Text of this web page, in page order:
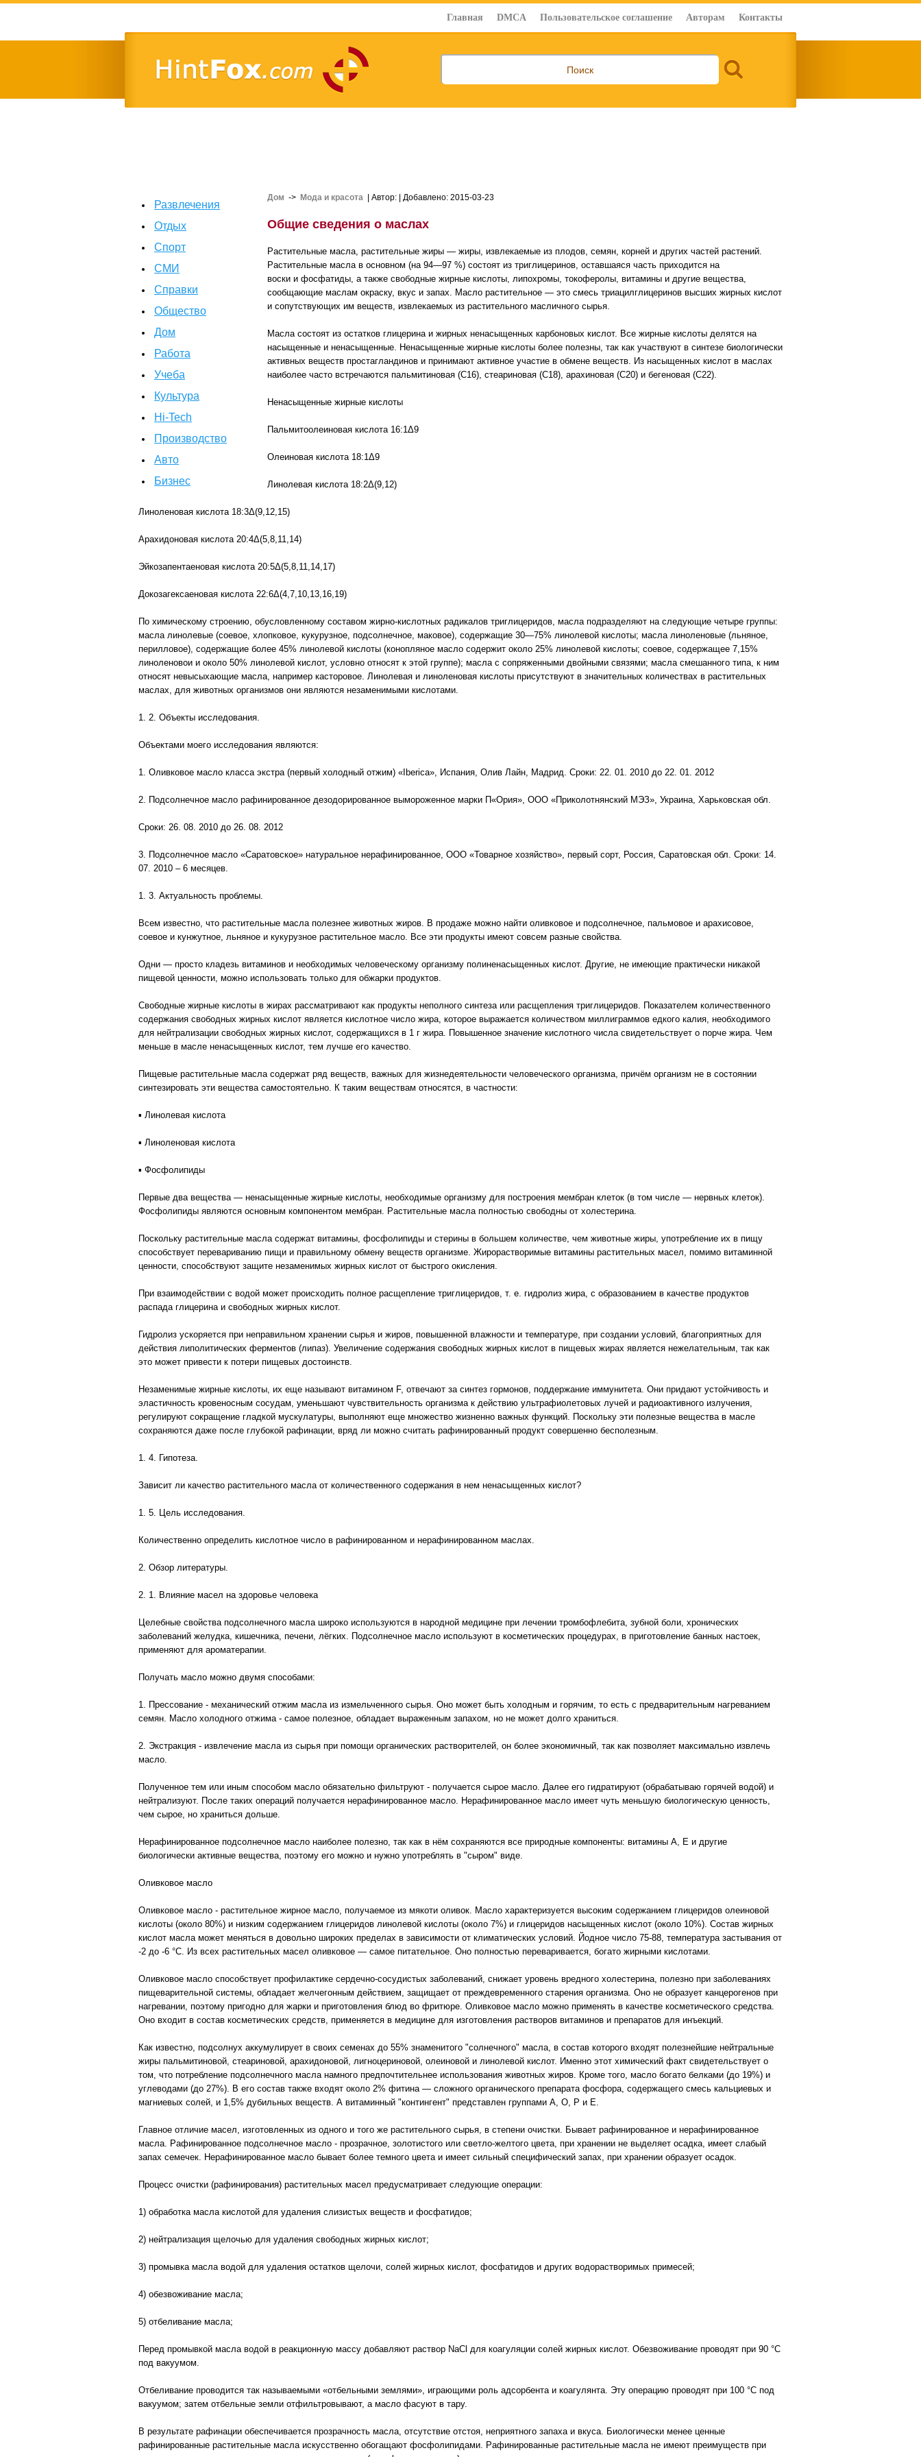
Главная DMCA Пользовательское соглашение Авторам Контакты
Развлечения
Отдых
Спорт
СМИ
Справки
Общество
Дом
Работа
Учеба
Культура
Hi-Tech
Производство
Авто
Бизнес
Дом -> Мода и красота | Автор: | Добавлено: 2015-03-23
Общие сведения о маслах
Растительные масла, растительные жиры — жиры, извлекаемые из плодов, семян, корней и других частей растений.
Растительные масла в основном (на 94—97 %) состоят из триглицеринов, оставшаяся часть приходится на
воски и фосфатиды, а также свободные жирные кислоты, липохромы, токоферолы, витамины и другие вещества,
сообщающие маслам окраску, вкус и запах. Масло растительное — это смесь триацилглицеринов высших жирных кислот
и сопутствующих им веществ, извлекаемых из растительного масличного сырья.
Масла состоят из остатков глицерина и жирных ненасыщенных карбоновых кислот. Все жирные кислоты делятся на
насыщенные и ненасыщенные. Ненасыщенные жирные кислоты более полезны, так как участвуют в синтезе биологически
активных веществ простагландинов и принимают активное участие в обмене веществ. Из насыщенных кислот в маслах
наиболее часто встречаются пальмитиновая (C16), стеариновая (С18), арахиновая (С20) и бегеновая (С22).
Ненасыщенные жирные кислоты
Пальмитоолеиновая кислота 16:1Δ9
Олеиновая кислота 18:1Δ9
Линолевая кислота 18:2Δ(9,12)
Линоленовая кислота 18:3Δ(9,12,15)
Арахидоновая кислота 20:4Δ(5,8,11,14)
Эйкозапентаеновая кислота 20:5Δ(5,8,11,14,17)
Докозагексаеновая кислота 22:6Δ(4,7,10,13,16,19)
По химическому строению, обусловленному составом жирно-кислотных радикалов триглицеридов, масла подразделяют на следующие четыре группы:
масла линолевые (соевое, хлопковое, кукурузное, подсолнечное, маковое), содержащие 30—75% линолевой кислоты; масла линоленовые (льняное,
перилловое), содержащие более 45% линолевой кислоты (конопляное масло содержит около 25% линолевой кислоты; соевое, содержащее 7,15%
линоленовои и около 50% линолевой кислот, условно относят к этой группе); масла с сопряженными двойными связями; масла смешанного типа, к ним
относят невысыхающие масла, например касторовое. Линолевая и линоленовая кислоты присутствуют в значительных количествах в растительных
маслах, для животных организмов они являются незаменимыми кислотами.
1. 2. Объекты исследования.
Объектами моего исследования являются:
1. Оливковое масло класса экстра (первый холодный отжим) «Iberica», Испания, Олив Лайн, Мадрид. Сроки: 22. 01. 2010 до 22. 01. 2012
2. Подсолнечное масло рафинированное дезодорированное вымороженное марки П«Ория», ООО «Приколотнянский МЭЗ», Украина, Харьковская обл.
Сроки: 26. 08. 2010 до 26. 08. 2012
3. Подсолнечное масло «Саратовское» натуральное нерафинированное, ООО «Товарное хозяйство», первый сорт, Россия, Саратовская обл. Сроки: 14.
07. 2010 – 6 месяцев.
1. 3. Актуальность проблемы.
Всем известно, что растительные масла полезнее животных жиров. В продаже можно найти оливковое и подсолнечное, пальмовое и арахисовое,
соевое и кунжутное, льняное и кукурузное растительное масло. Все эти продукты имеют совсем разные свойства.
Одни — просто кладезь витаминов и необходимых человеческому организму полиненасыщенных кислот. Другие, не имеющие практически никакой
пищевой ценности, можно использовать только для обжарки продуктов.
Свободные жирные кислоты в жирах рассматривают как продукты неполного синтеза или расщепления триглицеридов. Показателем количественного
содержания свободных жирных кислот является кислотное число жира, которое выражается количеством миллиграммов едкого калия, необходимого
для нейтрализации свободных жирных кислот, содержащихся в 1 г жира. Повышенное значение кислотного числа свидетельствует о порче жира. Чем
меньше в масле ненасыщенных кислот, тем лучше его качество.
Пищевые растительные масла содержат ряд веществ, важных для жизнедеятельности человеческого организма, причём организм не в состоянии
синтезировать эти вещества самостоятельно. К таким веществам относятся, в частности:
▪ Линолевая кислота
▪ Линоленовая кислота
▪ Фосфолипиды
Первые два вещества — ненасыщенные жирные кислоты, необходимые организму для построения мембран клеток (в том числе — нервных клеток).
Фосфолипиды являются основным компонентом мембран. Растительные масла полностью свободны от холестерина.
Поскольку растительные масла содержат витамины, фосфолипиды и стерины в большем количестве, чем животные жиры, употребление их в пищу
способствует перевариванию пищи и правильному обмену веществ организме. Жирорастворимые витамины растительных масел, помимо витаминной
ценности, способствуют защите незаменимых жирных кислот от быстрого окисления.
При взаимодействии с водой может происходить полное расщепление триглицеридов, т. е. гидролиз жира, с образованием в качестве продуктов
распада глицерина и свободных жирных кислот.
Гидролиз ускоряется при неправильном хранении сырья и жиров, повышенной влажности и температуре, при создании условий, благоприятных для
действия липолитических ферментов (липаз). Увеличение содержания свободных жирных кислот в пищевых жирах является нежелательным, так как
это может привести к потери пищевых достоинств.
Незаменимые жирные кислоты, их еще называют витамином F, отвечают за синтез гормонов, поддержание иммунитета. Они придают устойчивость и
эластичность кровеносным сосудам, уменьшают чувствительность организма к действию ультрафиолетовых лучей и радиоактивного излучения,
регулируют сокращение гладкой мускулатуры, выполняют еще множество жизненно важных функций. Поскольку эти полезные вещества в масле
сохраняются даже после глубокой рафинации, вряд ли можно считать рафинированный продукт совершенно бесполезным.
1. 4. Гипотеза.
Зависит ли качество растительного масла от количественного содержания в нем ненасыщенных кислот?
1. 5. Цель исследования.
Количественно определить кислотное число в рафинированном и нерафинированном маслах.
2. Обзор литературы.
2. 1. Влияние масел на здоровье человека
Целебные свойства подсолнечного масла широко используются в народной медицине при лечении тромбофлебита, зубной боли, хронических
заболеваний желудка, кишечника, печени, лёгких. Подсолнечное масло используют в косметических процедурах, в приготовление банных настоек,
применяют для ароматерапии.
Получать масло можно двумя способами:
1. Прессование - механический отжим масла из измельченного сырья. Оно может быть холодным и горячим, то есть с предварительным нагреванием
семян. Масло холодного отжима - самое полезное, обладает выраженным запахом, но не может долго храниться.
2. Экстракция - извлечение масла из сырья при помощи органических растворителей, он более экономичный, так как позволяет максимально извлечь
масло.
Полученное тем или иным способом масло обязательно фильтруют - получается сырое масло. Далее его гидратируют (обрабатываю горячей водой) и
нейтрализуют. После таких операций получается нерафинированное масло. Нерафинированное масло имеет чуть меньшую биологическую ценность,
чем сырое, но храниться дольше.
Нерафинированное подсолнечное масло наиболее полезно, так как в нём сохраняются все природные компоненты: витамины А, Е и другие
биологически активные вещества, поэтому его можно и нужно употреблять в "сыром" виде.
Оливковое масло
Оливковое масло - растительное жирное масло, получаемое из мякоти оливок. Масло характеризуется высоким содержанием глицеридов олеиновой
кислоты (около 80%) и низким содержанием глицеридов линолевой кислоты (около 7%) и глицеридов насыщенных кислот (около 10%). Состав жирных
кислот масла может меняться в довольно широких пределах в зависимости от климатических условий. Йодное число 75-88, температура застывания от
-2 до -6 °С. Из всех растительных масел оливковое — самое питательное. Оно полностью переваривается, богато жирными кислотами.
Оливковое масло способствует профилактике сердечно-сосудистых заболеваний, снижает уровень вредного холестерина, полезно при заболеваниях
пищеварительной системы, обладает желчегонным действием, защищает от преждевременного старения организма. Оно не образует канцерогенов при
нагревании, поэтому пригодно для жарки и приготовления блюд во фритюре. Оливковое масло можно применять в качестве косметического средства.
Оно входит в состав косметических средств, применяется в медицине для изготовления растворов витаминов и препаратов для инъекций.
Как известно, подсолнух аккумулирует в своих семенах до 55% знаменитого "солнечного" масла, в состав которого входят полезнейшие нейтральные
жиры пальмитиновой, стеариновой, арахидоновой, лигноцериновой, олеиновой и линолевой кислот. Именно этот химический факт свидетельствует о
том, что потребление подсолнечного масла намного предпочтительнее использования животных жиров. Кроме того, масло богато белками (до 19%) и
углеводами (до 27%). В его состав также входят около 2% фитина — сложного органического препарата фосфора, содержащего смесь кальциевых и
магниевых солей, и 1,5% дубильных веществ. А витаминный "контингент" представлен группами А, О, Р и Е.
Главное отличие масел, изготовленных из одного и того же растительного сырья, в степени очистки. Бывает рафинированное и нерафинированное
масла. Рафинированное подсолнечное масло - прозрачное, золотистого или светло-желтого цвета, при хранении не выделяет осадка, имеет слабый
запах семечек. Нерафинированное масло бывает более темного цвета и имеет сильный специфический запах, при хранении образует осадок.
Процесс очистки (рафинирования) растительных масел предусматривает следующие операции:
1) обработка масла кислотой для удаления слизистых веществ и фосфатидов;
2) нейтрализация щелочью для удаления свободных жирных кислот;
3) промывка масла водой для удаления остатков щелочи, солей жирных кислот, фосфатидов и других водорастворимых примесей;
4) обезвоживание масла;
5) отбеливание масла;
Перед промывкой масла водой в реакционную массу добавляют раствор NaCl для коагуляции солей жирных кислот. Обезвоживание проводят при 90 °С
под вакуумом.
Отбеливание проводится так называемыми «отбельными землями», играющими роль адсорбента и коагулянта. Эту операцию проводят при 100 °С под
вакуумом; затем отбельные земли отфильтровывают, а масло фасуют в тару.
В результате рафинации обеспечивается прозрачность масла, отсутствие отстоя, неприятного запаха и вкуса. Биологически менее ценные
рафинированные растительные масла искусственно обогащают фосфолипидами. Рафинированные растительные масла не имеют преимуществ при